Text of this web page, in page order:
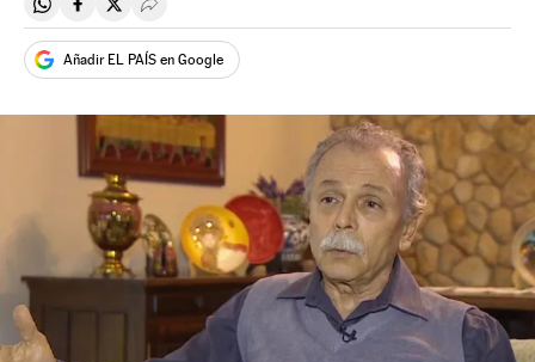
Compartir en Whatsapp
Compartir en Facebook
Compartir en Twitter
Desplegar Redes Sociales
Añadir EL PAÍS en Google